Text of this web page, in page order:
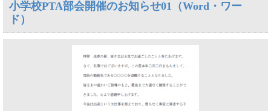
小学校PTA部会開催のお知らせ01（Word・ワー
ド）